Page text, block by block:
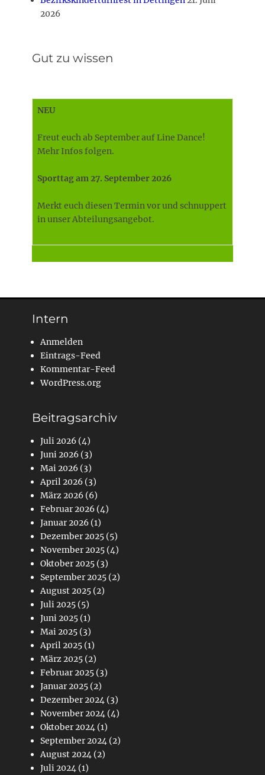
2026
Gut zu wissen
NEU
Freut euch ab September auf Line Dance!
Mehr Infos folgen.
Sporttag am 27. September 2026
Merkt euch diesen Termin vor und schnuppert
in unser Abteilungsangebot.
Intern
Anmelden
Eintrags-Feed
Kommentar-Feed
WordPress.org
Beitragsarchiv
Juli 2026 (4)
Juni 2026 (3)
Mai 2026 (3)
April 2026 (3)
März 2026 (6)
Februar 2026 (4)
Januar 2026 (1)
Dezember 2025 (5)
November 2025 (4)
Oktober 2025 (3)
September 2025 (2)
August 2025 (2)
Juli 2025 (5)
Juni 2025 (1)
Mai 2025 (3)
April 2025 (1)
März 2025 (2)
Februar 2025 (3)
Januar 2025 (2)
Dezember 2024 (3)
November 2024 (4)
Oktober 2024 (1)
September 2024 (2)
August 2024 (2)
Juli 2024 (1)